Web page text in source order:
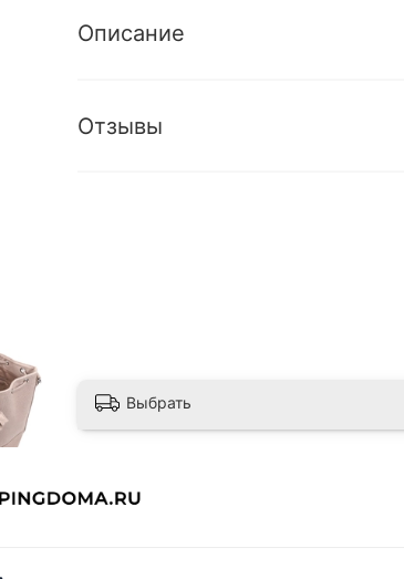
Описание
Отзывы
Выбрать